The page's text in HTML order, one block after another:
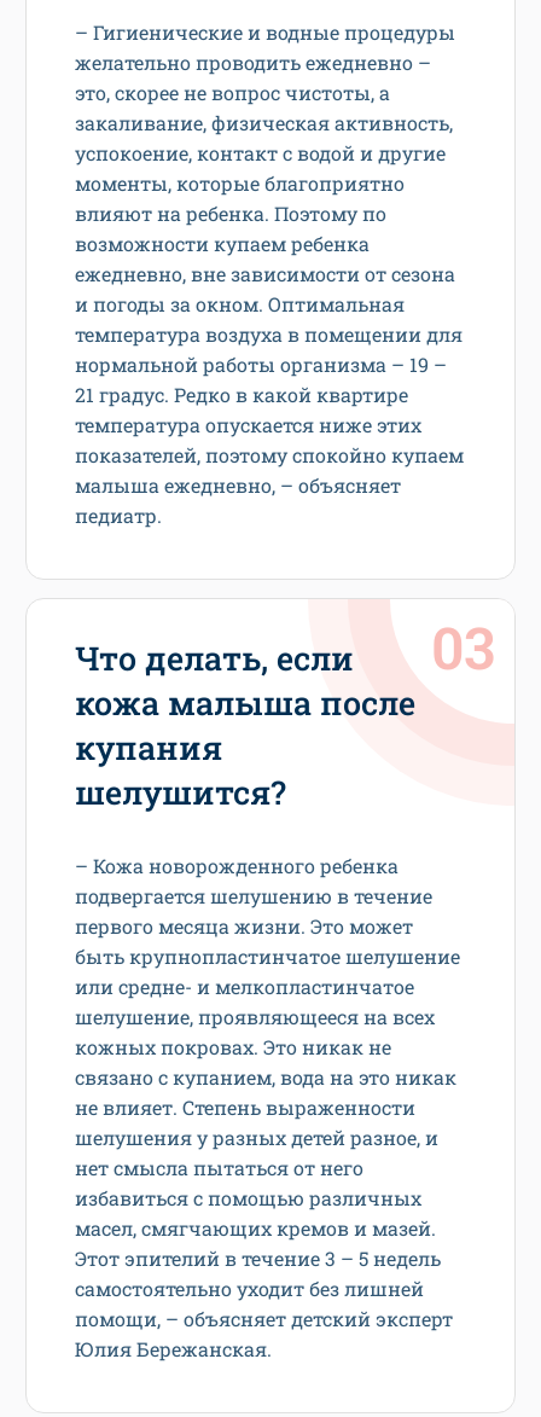
– Гигиенические и водные процедуры
желательно проводить ежедневно –
это, скорее не вопрос чистоты, а
закаливание, физическая активность,
успокоение, контакт с водой и другие
моменты, которые благоприятно
влияют на ребенка. Поэтому по
возможности купаем ребенка
ежедневно, вне зависимости от сезона
и погоды за окном. Оптимальная
температура воздуха в помещении для
нормальной работы организма – 19 –
21 градус. Редко в какой квартире
температура опускается ниже этих
показателей, поэтому спокойно купаем
малыша ежедневно, – объясняет
педиатр.
Что делать, если
кожа малыша после
купания
шелушится?
– Кожа новорожденного ребенка
подвергается шелушению в течение
первого месяца жизни. Это может
быть крупнопластинчатое шелушение
или средне- и мелкопластинчатое
шелушение, проявляющееся на всех
кожных покровах. Это никак не
связано с купанием, вода на это никак
не влияет. Степень выраженности
шелушения у разных детей разное, и
нет смысла пытаться от него
избавиться с помощью различных
масел, смягчающих кремов и мазей.
Этот эпителий в течение 3 – 5 недель
самостоятельно уходит без лишней
помощи, – объясняет детский эксперт
Юлия Бережанская.